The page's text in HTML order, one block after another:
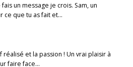
un message je crois. Sam, un
ce que tu as fait et…
et la passion ! Un vrai plaisir à
faire face…